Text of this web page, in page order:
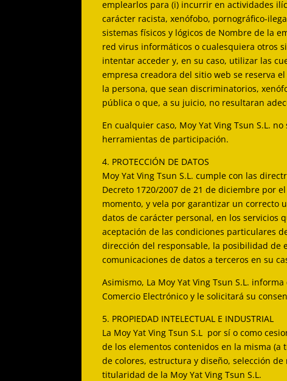
emplearlos para (i) incurrir en actividades
carácter racista, xenófobo, pornográfico-
sistemas físicos y lógicos de Nombre de la
red virus informáticos o cualesquiera otros
intentar acceder y, en su caso, utilizar las
empresa creadora del sitio web se reserva
la persona, que sean discriminatorios,
pública o que, a su juicio, no resultaran
En cualquier caso, Moy Yat Ving Tsun S.L.
herramientas de participación.
4. PROTECCIÓN DE DATOS
Moy Yat Ving Tsun S.L. cumple con las
Decreto 1720/2007 de 21 de diciembre por
momento, y vela por garantizar un correcto
datos de carácter personal, en los servicios
aceptación de las condiciones particulares
dirección del responsable, la posibilidad de
comunicaciones de datos a terceros en su
Asimismo, La Moy Yat Ving Tsun S.L.
Comercio Electrónico y le solicitará su
5. PROPIEDAD INTELECTUAL E INDUSTRIAL
La Moy Yat Ving Tsun S.L por sí o como
de los elementos contenidos en la misma
de colores, estructura y diseño, selección
titularidad de la Moy Yat Ving Tsun S.L.